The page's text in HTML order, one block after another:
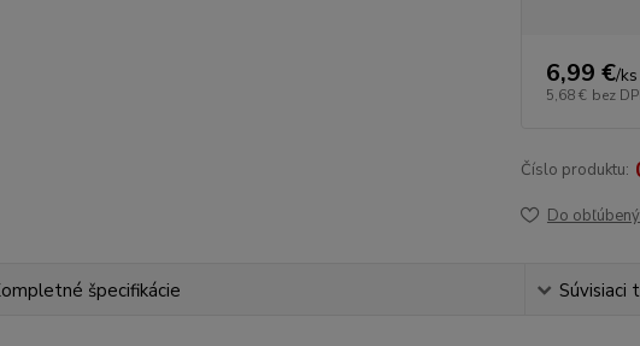
6,99 €/ks
5,68 € bez
Číslo produktu:
Do
špecifikácie Súvisiaci